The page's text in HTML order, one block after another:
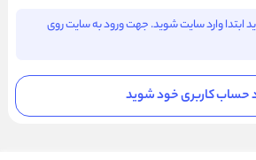
ابتدا وارد سایت شوید. جهت ورود به سایت روی
حساب کاربری خود شوید